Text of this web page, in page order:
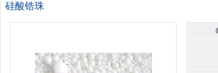
硅酸锆珠